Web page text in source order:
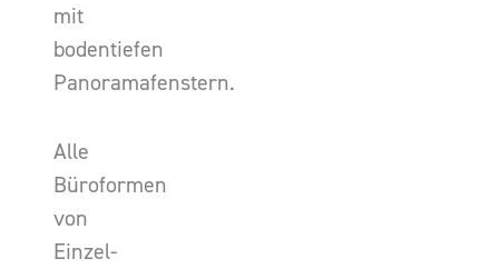
mit
bodentiefen
Panoramafenstern.
Alle
Büroformen
von
Einzel-